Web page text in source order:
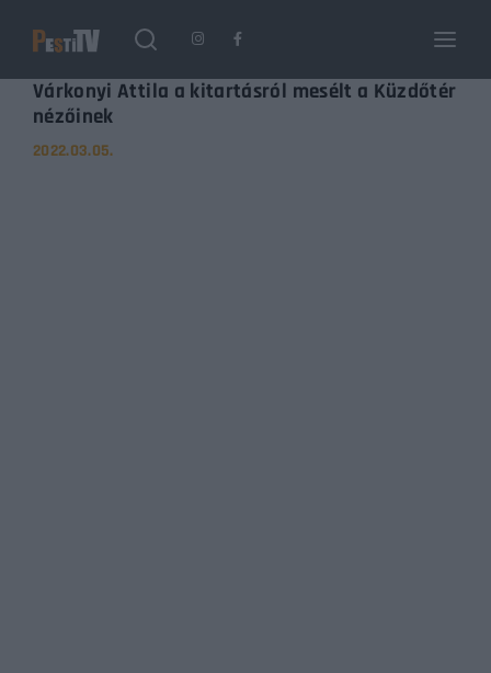
Várkonyi Attila a kitartásról mesélt a Küzdőtér
nézőinek
2022.03.05.
Login Register
Username or Email Address